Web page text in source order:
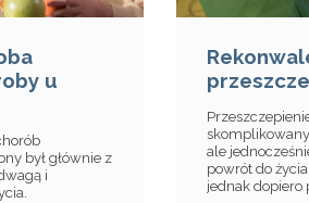
u
był głównie z
i
ale
powrót do
jednak dopiero